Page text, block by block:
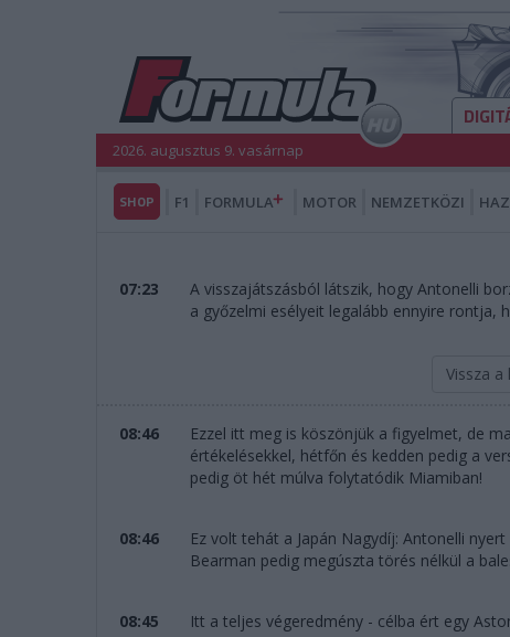
2026. augusztus 9. vasárnap
SHOP F1 FORMULA MOTOR NEMZETKÖZI
07:23
A visszajátszásból látszik, hogy Antonelli
a győzelmi esélyeit legalább ennyire rontja,
Vissza
08:46
Ezzel itt meg is köszönjük a figyelmet, de
értékelésekkel, hétfőn és kedden pedig a
pedig öt hét múlva folytatódik Miamiban!
08:46
Ez volt tehát a Japán Nagydíj: Antonelli
Bearman pedig megúszta törés nélkül a
08:45 Itt a teljes végeredmény - célba ért egy